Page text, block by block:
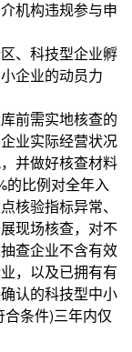
机构违规参与申
、科技型企业孵
企业的动员力
前需实地核查的
业实际经营状况
并做好核查材料
的比例对全年入
核验指标异常、
现场核查，对不
查企业不含有效
，以及已拥有有
认的科技型中小
条件)三年内仅